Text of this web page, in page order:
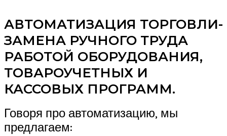
АВТОМАТИЗАЦИЯ ТОРГОВЛИ-
ЗАМЕНА РУЧНОГО ТРУДА
РАБОТОЙ ОБОРУДОВАНИЯ,
ТОВАРОУЧЕТНЫХ И
КАССОВЫХ ПРОГРАММ.
Говоря про автоматизацию, мы
предлагаем: